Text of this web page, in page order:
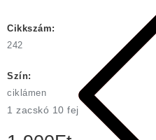
Cikkszám:
242
Szín:
ciklámen
1 zacskó 10 fej